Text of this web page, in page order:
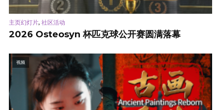
主页幻灯片, 社区活动
2026 Osteosyn 杯匹克球公开赛圆满落幕
视频